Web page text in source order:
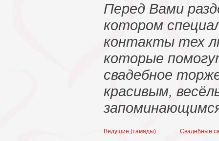
Перед Вами
котором
контакты тех
которые
свадебное
красивым,
Ведущие (тамады)
Свадебные